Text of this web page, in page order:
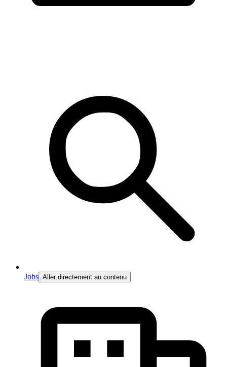
Jobs Aller directement au contenu